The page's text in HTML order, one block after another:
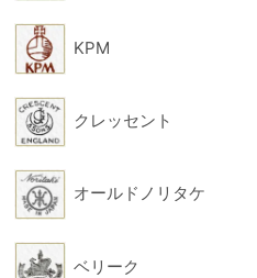
KPM
クレッセント
オールドノリタケ
ベリーク